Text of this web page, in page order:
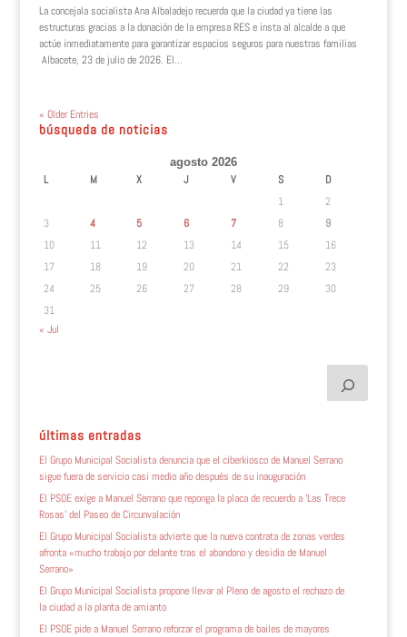
La concejala socialista Ana Albaladejo recuerda que la ciudad ya tiene las
estructuras gracias a la donación de la empresa RES e insta al alcalde a que
actúe inmediatamente para garantizar espacios seguros para nuestras familias
Albacete, 23 de julio de 2026. El...
« Older Entries
búsqueda de noticias
agosto 2026
L M X J V S
D
1
2
3
4 5 6 7 8
9
10
11 12 13 14 15
16
17
18 19 20 21 22
23
24
25 26 27 28 29
30
31
« Jul
últimas entradas
El Grupo Municipal Socialista denuncia que el ciberkiosco de Manuel Serrano
sigue fuera de servicio casi medio año después de su inauguración
El PSOE exige a Manuel Serrano que reponga la placa de recuerdo a ‘Las Trece
Rosas’ del Paseo de Circunvalación
El Grupo Municipal Socialista advierte que la nueva contrata de zonas verdes
afronta «mucho trabajo por delante tras el abandono y desidia de Manuel
Serrano»
El Grupo Municipal Socialista propone llevar al Pleno de agosto el rechazo de
la ciudad a la planta de amianto
El PSOE pide a Manuel Serrano reforzar el programa de bailes de mayores